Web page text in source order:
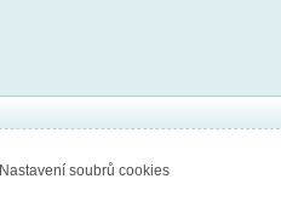
Nastavení soubrů cookies